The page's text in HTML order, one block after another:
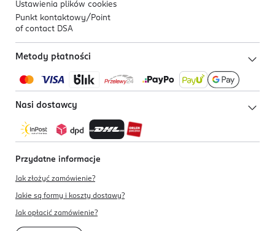
Ustawienia plików cookies
Punkt kontaktowy/ Point
of contact DSA
Metody płatności
Nasi dostawcy
Przydatne informacje
Jak złożyć zamówienie?
Jakie są formy i koszty dostawy?
Jak opłacić zamówienie?